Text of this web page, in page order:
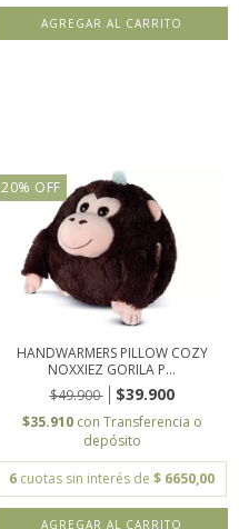
20% OFF
HANDWARMERS PILLOW COZY
NOXXIEZ GORILA P...
$49.900
$39.900
$35.910 con Transferencia o
depósito
6 cuotas sin interés de $ 6650,00